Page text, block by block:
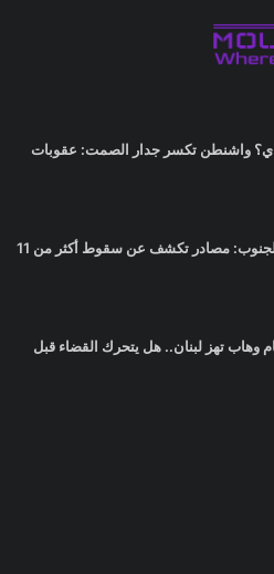
واشنطن تكسر جدار الصمت: عقوبات
مجزرة في الجنوب: مصادر تكشف عن سقوط أكثر من 11
وهاب تهز لبنان.. هل يتحرك القضاء قبل